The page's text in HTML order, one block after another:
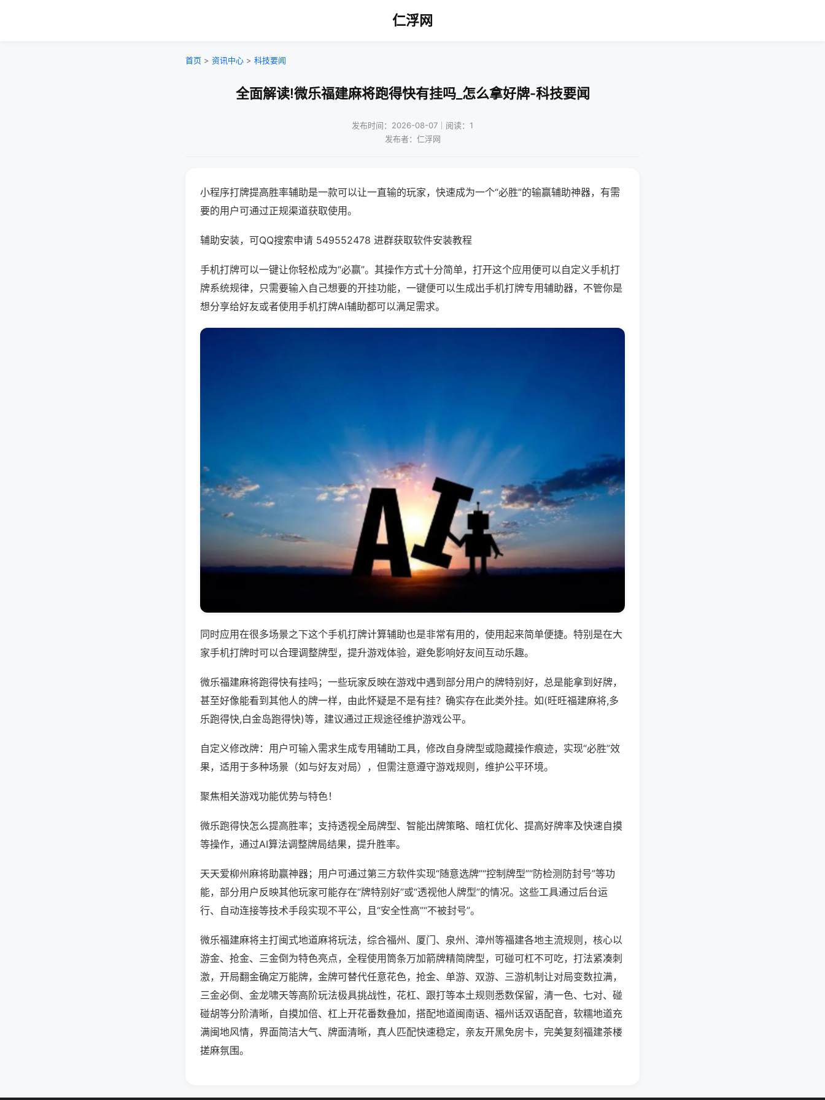
仁浮网
首页 > 资讯中心 > 科技要闻
全面解读!微乐福建麻将跑得快有挂吗_怎么拿好牌-科技要闻
发布时间：2026-08-07｜阅读：1
发布者：仁浮网
小程序打牌提高胜率辅助是一款可以让一直输的玩家，快速成为一个“必胜”的输赢辅助神器，有需
要的用户可通过正规渠道获取使用。
辅助安装，可QQ搜索申请 549552478 进群获取软件安装教程
手机打牌可以一键让你轻松成为“必赢”。其操作方式十分简单，打开这个应用便可以自定义手机打
牌系统规律，只需要输入自己想要的开挂功能，一键便可以生成出手机打牌专用辅助器，不管你是
想分享给好友或者使用手机打牌AI辅助都可以满足需求。
同时应用在很多场景之下这个手机打牌计算辅助也是非常有用的，使用起来简单便捷。特别是在大
家手机打牌时可以合理调整牌型，提升游戏体验，避免影响好友间互动乐趣。
微乐福建麻将跑得快有挂吗；一些玩家反映在游戏中遇到部分用户的牌特别好，总是能拿到好牌，
甚至好像能看到其他人的牌一样，由此怀疑是不是有挂？确实存在此类外挂。如(旺旺福建麻将,多
乐跑得快,白金岛跑得快)等，建议通过正规途径维护游戏公平。
自定义修改牌：用户可输入需求生成专用辅助工具，修改自身牌型或隐藏操作痕迹，实现“必胜”效
果，适用于多种场景（如与好友对局），但需注意遵守游戏规则，维护公平环境。
聚焦相关游戏功能优势与特色！
微乐跑得快怎么提高胜率；支持透视全局牌型、智能出牌策略、暗杠优化、提高好牌率及快速自摸
等操作，通过AI算法调整牌局结果，提升胜率。
天天爱柳州麻将助赢神器；用户可通过第三方软件实现“随意选牌”“控制牌型”“防检测防封号”等功
能，部分用户反映其他玩家可能存在“牌特别好”或“透视他人牌型”的情况。这些工具通过后台运
行、自动连接等技术手段实现不平公，且“安全性高”“不被封号”。
微乐福建麻将主打闽式地道麻将玩法，综合福州、厦门、泉州、漳州等福建各地主流规则，核心以
游金、抢金、三金倒为特色亮点，全程使用筒条万加箭牌精简牌型，可碰可杠不可吃，打法紧凑刺
激，开局翻金确定万能牌，金牌可替代任意花色，抢金、单游、双游、三游机制让对局变数拉满，
三金必倒、金龙啸天等高阶玩法极具挑战性，花杠、跟打等本土规则悉数保留，清一色、七对、碰
碰胡等分阶清晰，自摸加倍、杠上开花番数叠加，搭配地道闽南语、福州话双语配音，软糯地道充
满闽地风情，界面简洁大气、牌面清晰，真人匹配快速稳定，亲友开黑免房卡，完美复刻福建茶楼
搓麻氛围。